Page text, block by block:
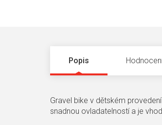
Popis
Gravel bike v dětském
snadnou ovladatelností a je